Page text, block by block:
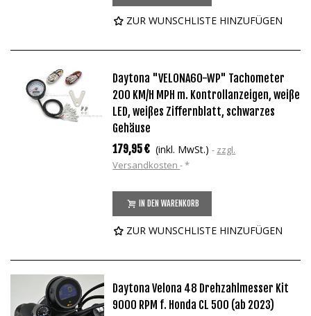
ZUR WUNSCHLISTE HINZUFÜGEN
Daytona "VELONA60-WP" Tachometer
200 KM/H MPH m. Kontrollanzeigen, weiße
LED, weißes Ziffernblatt, schwarzes
Gehäuse
179,95 € (inkl. MwSt.)
zzgl.
Versandkosten *
IN DEN WARENKORB
ZUR WUNSCHLISTE HINZUFÜGEN
Daytona Velona 48 Drehzahlmesser Kit
9000 RPM f. Honda CL 500 (ab 2023)